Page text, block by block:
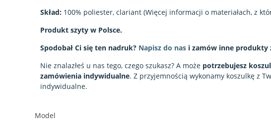
Skład: 100% poliester, clariant (Więcej informacji o materiałach, z
Produkt szyty w Polsce.
Spodobał Ci się ten nadruk? Napisz do nas i zamów inne produkty
Nie znalazłeś u nas tego, czego szukasz? A może potrzebujesz
zamówienia indywidualne. Z przyjemnością wykonamy koszulkę z
indywidualne.
Model